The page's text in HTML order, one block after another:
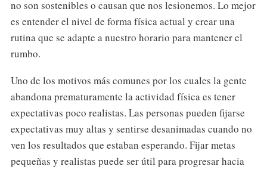
no son sostenibles o causan que nos lesionemos. Lo mejor
es entender el nivel de forma física actual y crear una
rutina que se adapte a nuestro horario para mantener el
rumbo.
Uno de los motivos más comunes por los cuales la gente
abandona prematuramente la actividad física es tener
expectativas poco realistas. Las personas pueden fijarse
expectativas muy altas y sentirse desanimadas cuando no
ven los resultados que estaban esperando. Fijar metas
pequeñas y realistas puede ser útil para progresar hacia